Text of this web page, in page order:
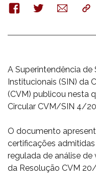
FacebookTwitterE-
mail
Copy
A Superintendência de
Institucionais (SIN) da
(CVM) publicou nesta
Circular CVM/SIN 4/
O documento
certificações
regulada de análise
da Resolução CVM